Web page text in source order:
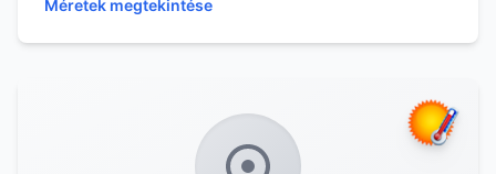
Méretek megtekintése